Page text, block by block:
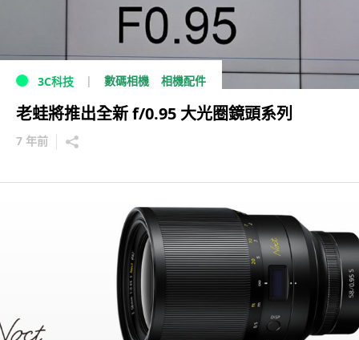
3C科技 數碼相機 相機配件
老蛙將推出全新 f/0.95 大光圈鏡頭系列
7 年前